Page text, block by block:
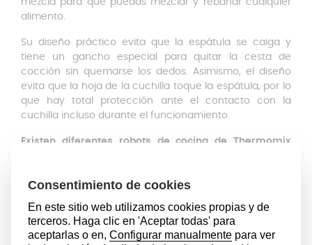
mezcla para que puedas mezclar y rebañar cualquier
alimento.
Su diseño práctico evita que la espátula se caiga y
tiene un gancho especial para quitar la cesta de
cocción sin quemarse los dedos. Asimismo, el diseño
evita que la hoja de la cuchilla toque la espátula, por lo
que hay total protección ante el contacto con la
cuchilla incluso durante el funcionamiento.
Existen diferentes robots de cocina de Thermomix
de la tuya.Puedes comprobar el número de serie de tu
carcasa inferior de la máquina.
Esta espátula ha sido
diseñada para el robot de cocina Thermomix TM21.